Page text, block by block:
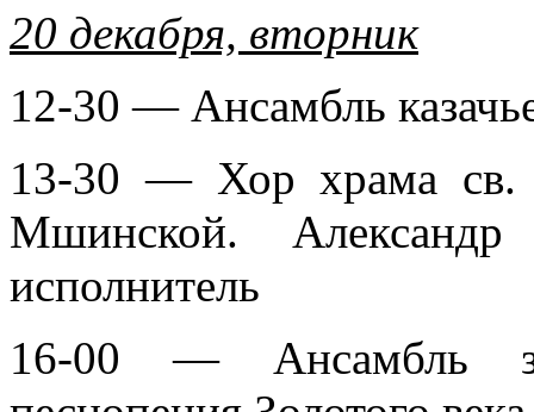
20 декабря, вторник
12-30 — Ансамбль
13-30 — Хор храма св.
Мшинской.
исполнитель
16-00 — Ансамбль